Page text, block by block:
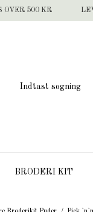
OVER 500 KR
BRODERI KIT